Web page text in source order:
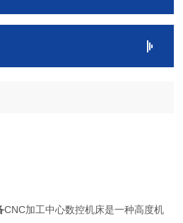
CNC加工中心数控机床是一种高度机